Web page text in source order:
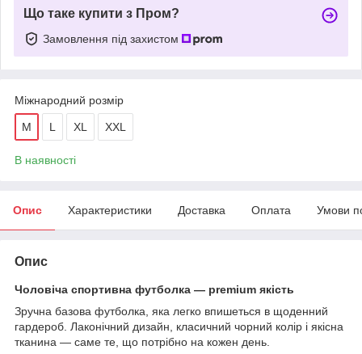
Що таке купити з Пром?
Замовлення під захистом
Міжнародний розмір
M L XL XXL
В наявності
Опис Характеристики Доставка Оплата Умови
Опис
Чоловіча спортивна футболка — premium якість
Зручна базова футболка, яка легко впишеться в щоденний
гардероб. Лаконічний дизайн, класичний чорний колір і якісна
тканина — саме те, що потрібно на кожен день.